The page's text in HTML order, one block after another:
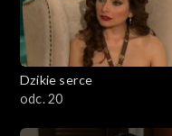
Dzikie serce
odc. 20